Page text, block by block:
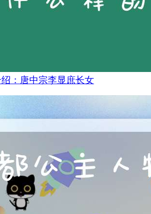
：唐中宗李显庶长女